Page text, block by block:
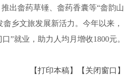
出畲药草锤、畲药香囊等“畲韵山
乡文旅发展新活力。今年以来，
”就业，助力人均月增收1800元。
【打印本稿】 【关闭窗口】